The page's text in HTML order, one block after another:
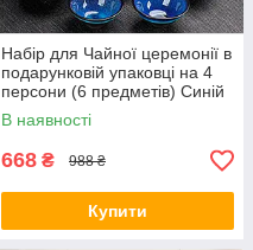
Набір для Чайної церемонії в
подарунковій упаковці на 4
персони (6 предметів) Синій
В наявності
668 ₴ 988 ₴
Купити